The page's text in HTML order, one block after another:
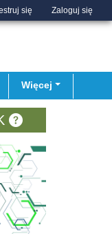
się Zaloguj się
Więcej